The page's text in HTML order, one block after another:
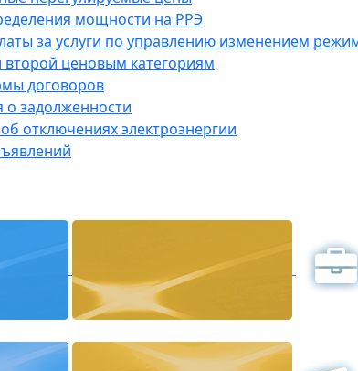
мощности на РРЭ
за услуги по управлению изменением
второй ценовым категориям
договоров
о задолженности
отключениях электроэнергии